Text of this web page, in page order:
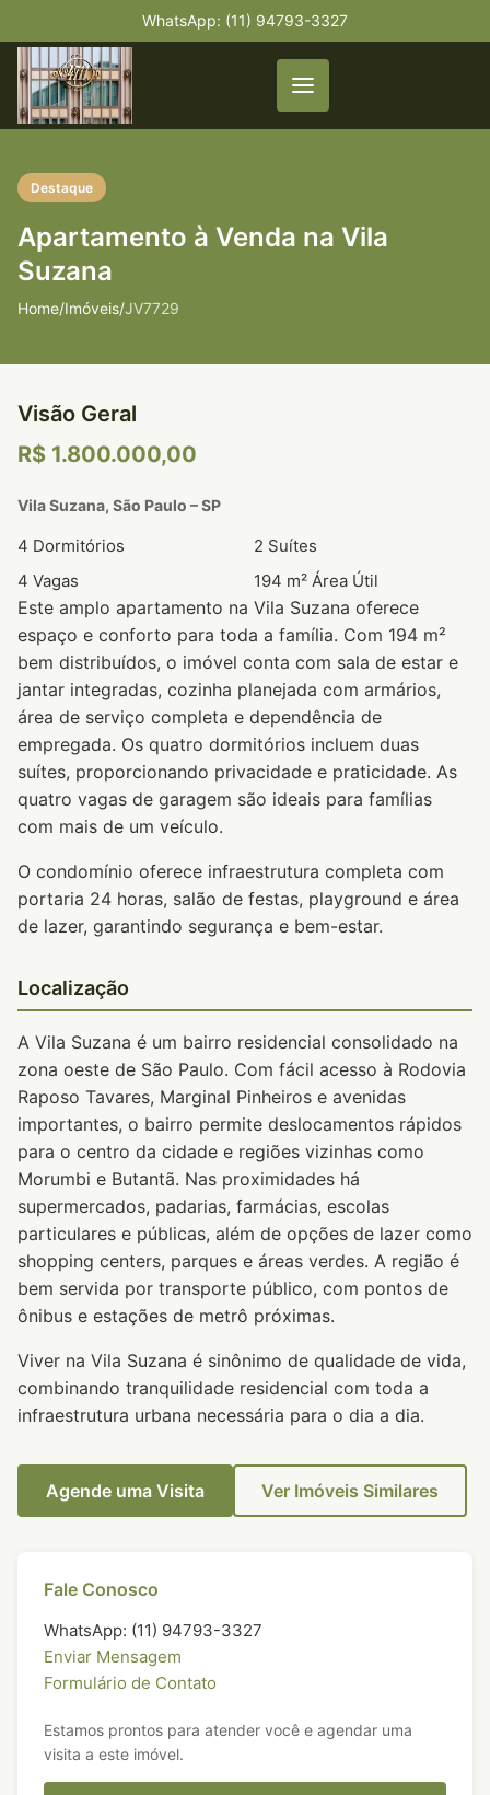
WhatsApp: (11) 94793-3327
Destaque
Apartamento à Venda na Vila
Suzana
Home/Imóveis/JV7729
Visão Geral
R$ 1.800.000,00
Vila Suzana, São Paulo – SP
4 Dormitórios
2 Suítes
4 Vagas
194 m² Área Útil
Este amplo apartamento na Vila Suzana oferece
espaço e conforto para toda a família. Com 194 m²
bem distribuídos, o imóvel conta com sala de estar e
jantar integradas, cozinha planejada com armários,
área de serviço completa e dependência de
empregada. Os quatro dormitórios incluem duas
suítes, proporcionando privacidade e praticidade. As
quatro vagas de garagem são ideais para famílias
com mais de um veículo.
O condomínio oferece infraestrutura completa com
portaria 24 horas, salão de festas, playground e área
de lazer, garantindo segurança e bem-estar.
Localização
A Vila Suzana é um bairro residencial consolidado na
zona oeste de São Paulo. Com fácil acesso à Rodovia
Raposo Tavares, Marginal Pinheiros e avenidas
importantes, o bairro permite deslocamentos rápidos
para o centro da cidade e regiões vizinhas como
Morumbi e Butantã. Nas proximidades há
supermercados, padarias, farmácias, escolas
particulares e públicas, além de opções de lazer como
shopping centers, parques e áreas verdes. A região é
bem servida por transporte público, com pontos de
ônibus e estações de metrô próximas.
Viver na Vila Suzana é sinônimo de qualidade de vida,
combinando tranquilidade residencial com toda a
infraestrutura urbana necessária para o dia a dia.
Agende uma Visita Ver Imóveis Similares
Fale Conosco
WhatsApp: (11) 94793-3327
Enviar Mensagem
Formulário de Contato
Estamos prontos para atender você e agendar uma
visita a este imóvel.